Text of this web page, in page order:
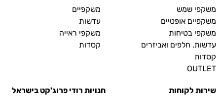
משקפי שמש
משקפיים אופטיים
משקפי בטיחות
עדשות, חלפים ואביזרים
קסדות
OUTLET
משקפיים
עדשות
משקפי ראייה
קסדות
שירות לקוחות
חנויות רודי פרוג'קט בישראל